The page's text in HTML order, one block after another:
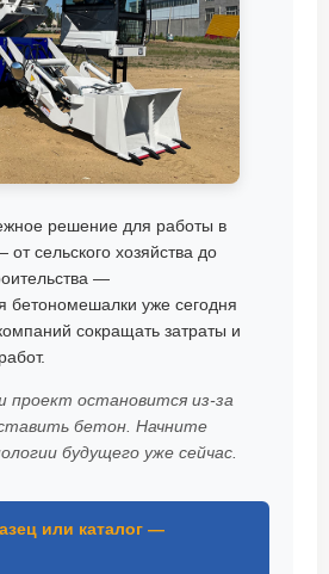
решение для работы в
сельского хозяйства до
—
бетономешалки уже сегодня
сокращать затраты и
проект остановится из-за
бетон. Начните
будущего уже сейчас.
или каталог —